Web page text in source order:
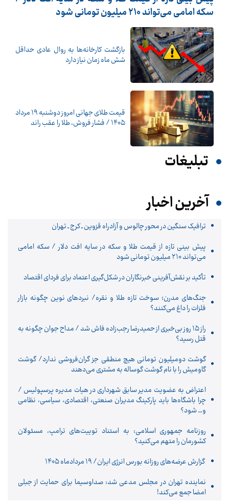
سکه امامی می‌تواند ۲۱۰ میلیون تومانی شود
بازگشت کارخانه‌ها به روال عادی حداقل
شش ماه زمان نیاز دارد
قیمت طلای جهانی امروز دوشنبه ۱۹ مرداد
۱۴۰۵ / فشار فروش، طلا را عقب راند
تبلیغات
آخرین اخبار
ترافیک سنگین در محور چالوس و آزادراه قزوین ـ کرج ـ تهران
پیش بینی تازه از قیمت طلا و سکه در سایه افت دلار / سکه امامی
می‌تواند ۲۱۰ میلیون تومانی شود
تأکید بر نقش‌آفرینی خبرنگاران در شکل‌گیری اعتماد برای فردای اقتصاد
جنگ‌های مدرن؛ سوخت تازه طلا و نقره/ نبردهای نوین چگونه بازار
فلزات را داغ می‌کنند؟
راز ۱۵ روز بی‌خبری از حمیدرضا رجب‌زاده فاش شد / مداح جوان چگونه به
قتل رسید؟
گوشت دومیلیون تومانی هیچ منطقی جز گران‌فروشی ندارد/ گوشت
گاومیش را با نام گوشت گوساله به مشتری می‌دهند
اعتراض به عضویت مدیر سابق شهرداری در هیات مدیره پرسپولیس /
چرا باشگاه‌ها باید پارکینگ مدیران صنعتی، اقتصادی، سیاسی، نظامی
و… شود؟
روزنامه جمهوری اسلامی: به استناد توییت‌های ترامپ، مسئولان
کشورمان را متهم می‌کنید؟
گزارش عرضه‌های روزانه بورس انرژی ایران/ ۱۹ مردادماه ۱۴۰۵
نماینده تهران در مجلس مدعی شد: صداوسیما برای حمایت از جبلی
امضا جمع می‌کند!